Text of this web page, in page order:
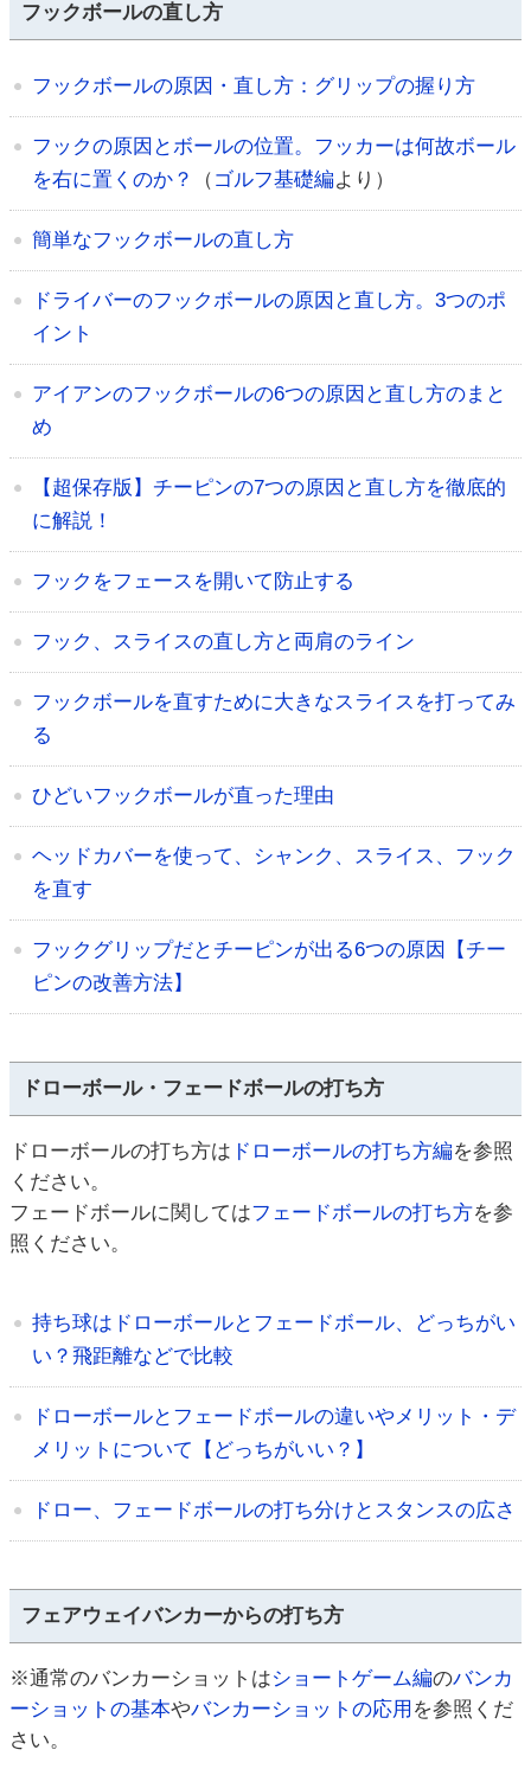
フックボールの直し方
フックボールの原因・直し方：グリップの握り方
フックの原因とボールの位置。フッカーは何故ボール
を右に置くのか？
（ ゴルフ基礎編より）
簡単なフックボールの直し方
ドライバーのフックボールの原因と直し方。3つのポ
イント
アイアンのフックボールの6つの原因と直し方のまと
め
【超保存版】チーピンの7つの原因と直し方を徹底的
に解説！
フックをフェースを開いて防止する
フック、スライスの直し方と両肩のライン
フックボールを直すために大きなスライスを打ってみ
る
ひどいフックボールが直った理由
ヘッドカバーを使って、シャンク、スライス、フック
を直す
フックグリップだとチーピンが出る6つの原因【チー
ピンの改善方法】
ドローボール・フェードボールの打ち方
ドローボールの打ち方は ドローボールの打ち方編を参照
ください。
フェードボールに関してはフェードボールの打ち方を参
照ください。
持ち球はドローボールとフェードボール、どっちがい
い？飛距離などで比較
ドローボールとフェードボールの違いやメリット・デ
メリットについて【どっちがいい？】
ドロー、フェードボールの打ち分けとスタンスの広さ
フェアウェイバンカーからの打ち方
※通常のバンカーショットはショートゲーム編のバンカ
ーショットの基本やバンカーショットの応用 を参照くだ
さい。